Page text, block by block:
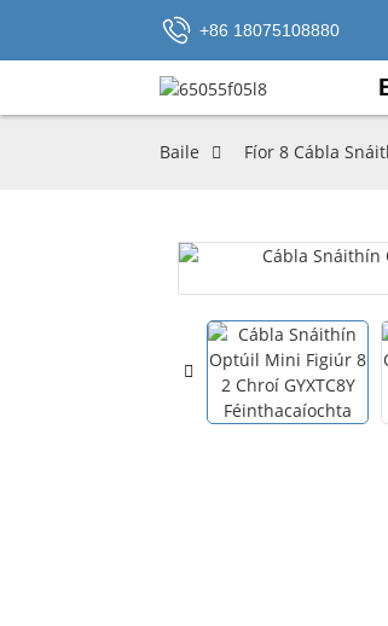
+86 18075108880
Baile Fíor 8 Cábla